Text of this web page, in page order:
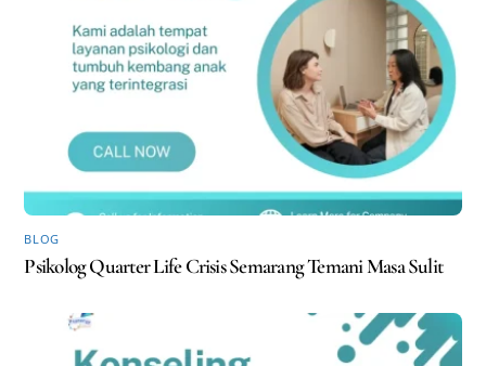
BLOG
Psikolog Quarter Life Crisis Semarang Temani Masa Sulit